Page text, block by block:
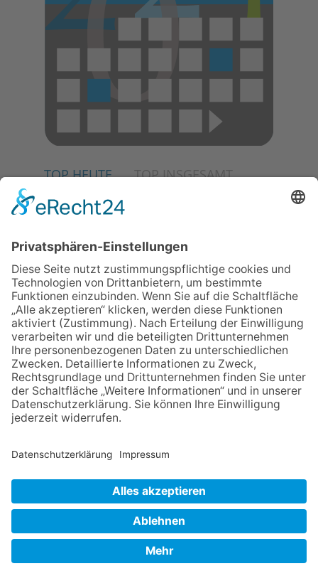
TOP HEUTE TOP INSGESAMT
06.08.2026
06.08.2026
„Rock auf der Burg“ lässt
Königstein beben
06.08.2026
Nachhaltigkeits-Akteure
vernetzen sich
06.08.2026
Strategien gegen Mental Load:
Gruppen-Coaching für Frauen
06.08.2026
Zwischen Fachwerk, Wein und
Musik: Erste Kronberger
Weinzeit begeistert die
Burgstadt
NACH OBEN
Datenschutz Netiquette FAQ